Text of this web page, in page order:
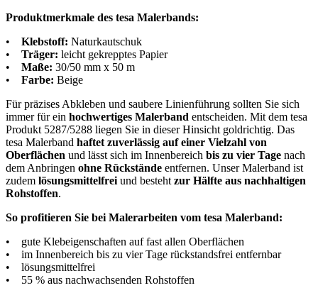
Produktmerkmale des tesa Malerbands:
• Klebstoff: Naturkautschuk
• Träger: leicht gekrepptes Papier
• Maße: 30/50 mm x 50 m
• Farbe: Beige
Für präzises Abkleben und saubere Linienführung sollten Sie sich
immer für ein hochwertiges Malerband entscheiden. Mit dem tesa
Produkt 5287/5288 liegen Sie in dieser Hinsicht goldrichtig. Das
tesa Malerband haftet zuverlässig auf einer Vielzahl von
Oberflächen und lässt sich im Innenbereich bis zu vier Tage nach
dem Anbringen ohne Rückstände entfernen. Unser Malerband ist
zudem lösungsmittelfrei und besteht zur Hälfte aus nachhaltigen
Rohstoffen.
So profitieren Sie bei Malerarbeiten vom tesa Malerband:
• gute Klebeigenschaften auf fast allen Oberflächen
• im Innenbereich bis zu vier Tage rückstandsfrei entfernbar
• lösungsmittelfrei
• 55 % aus nachwachsenden Rohstoffen